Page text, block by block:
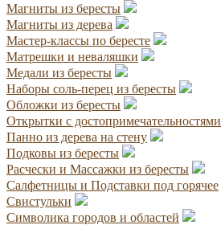
Магниты из бересты
Магниты из дерева
Мастер-классы по бересте
Матрешки и неваляшки
Медали из бересты
Наборы соль-перец из бересты
Обложки из бересты
Открытки с достопримечательностями
Панно из дерева на стену
Подковы из бересты
Расчески и Массажки из бересты
Салфетницы и Подставки под горячее
Свистульки
Символика городов и областей